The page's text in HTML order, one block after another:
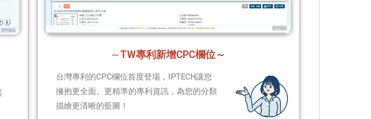
～TW專利新增CPC欄位～
台灣專利的CPC欄位首度登場，IPTECH讓您
擁抱更全面、更精準的專利資訊，為您的分類
描繪更清晰的藍圖！